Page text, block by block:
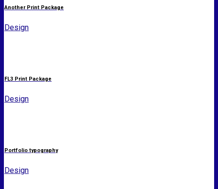
Another Print Package
Design
FL3 Print Package
Design
Portfolio typography
Design